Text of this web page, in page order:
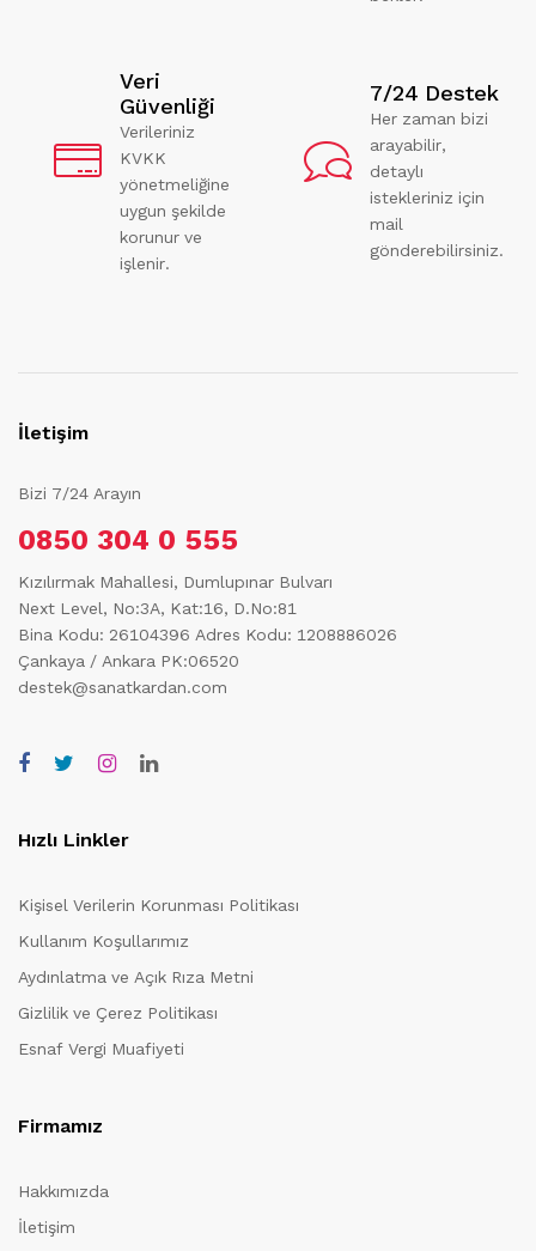
Veri
Güvenliği
Verileriniz
KVKK
yönetmeliğine
uygun şekilde
korunur ve
işlenir.
7/24 Destek
Her zaman bizi
arayabilir,
detaylı
istekleriniz için
mail
gönderebilirsiniz.
İletişim
Bizi 7/24 Arayın
0850 304 0 555
Kızılırmak Mahallesi, Dumlupınar Bulvarı
Next Level, No:3A, Kat:16, D.No:81
Bina Kodu: 26104396 Adres Kodu: 1208886026
Çankaya / Ankara PK:06520
destek@sanatkardan.com
Hızlı Linkler
Kişisel Verilerin Korunması Politikası
Kullanım Koşullarımız
Aydınlatma ve Açık Rıza Metni
Gizlilik ve Çerez Politikası
Esnaf Vergi Muafiyeti
Firmamız
Hakkımızda
İletişim